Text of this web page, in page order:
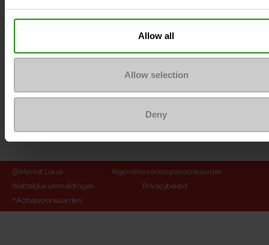
Allow all
Allow selection
Deny
@Maniet Luxus
Algemene verkoopsvoorwaarden
Wettelijke vermeldingen
Privacybeleid
*Actiesvoorwaarden